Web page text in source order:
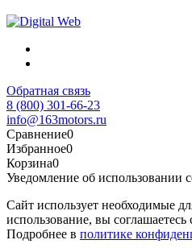
Обратная связь
8 (800) 301-66-23
info@163motors.ru
Сравнение0
Избранное0
Корзина0
Уведомление об использовании
Сайт использует необходимые
использование, вы
Подробнее в политике